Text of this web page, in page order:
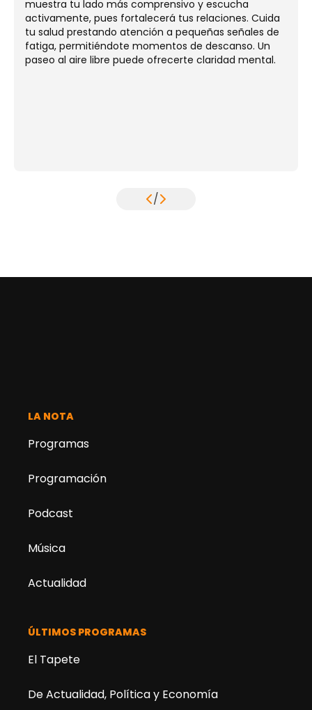
muestra tu lado más comprensivo y escucha
activamente, pues fortalecerá tus relaciones. Cuida
tu salud prestando atención a pequeñas señales de
fatiga, permitiéndote momentos de descanso. Un
paseo al aire libre puede ofrecerte claridad mental.
/
LA NOTA
Programas
Programación
Podcast
Música
Actualidad
ÚLTIMOS PROGRAMAS
El Tapete
De Actualidad, Política y Economía